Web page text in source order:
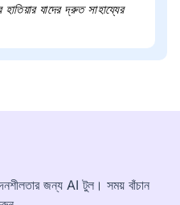
যাদের দ্রুত সাহায্যের
জন্য AI টুল। সময় বাঁচান